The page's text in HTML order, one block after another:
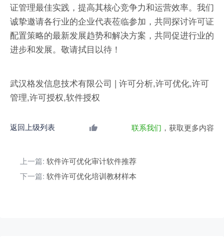
证管理最佳实践，提高其核心竞争力和运营效率。我们
诚挚邀请各行业的企业代表莅临参加，共同探讨许可证
配置策略的最新发展趋势和解决方案，共同促进行业的
进步和发展。敬请拭目以待！
武汉格发信息技术有限公司 | 许可分析,许可优化,许可
管理,许可授权,软件授权
返回上级列表 联系我们 ，获取更多内容
上一篇: 软件许可优化审计软件推荐
下一篇: 软件许可优化培训教材样本